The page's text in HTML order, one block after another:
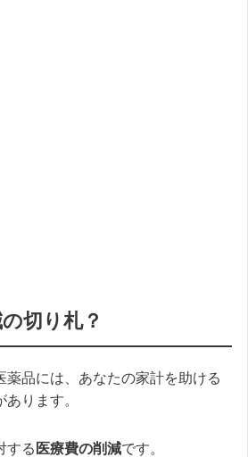
切り札？
薬品には、あなたの家計を助ける
ります。
する 医療費の削減です。